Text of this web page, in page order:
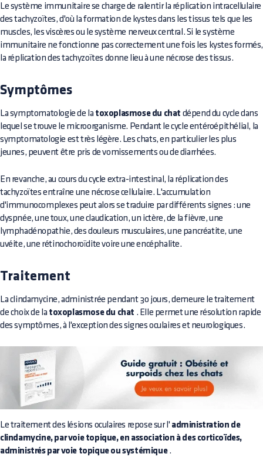
Le système immunitaire se charge de ralentir la réplication intracellulaire
des tachyzoïtes, d'où la formation de kystes dans les tissus tels que les
muscles, les viscères ou le système nerveux central. Si le système
immunitaire ne fonctionne pas correctement une fois les kystes formés,
la réplication des tachyzoïtes donne lieu à une nécrose des tissus.
Symptômes
La symptomatologie de la toxoplasmose du chat dépend du cycle dans
lequel se trouve le microorganisme. Pendant le cycle entéroépithélial, la
symptomatologie est très légère. Les chats, en particulier les plus
jeunes, peuvent être pris de vomissements ou de diarrhées.
En revanche, au cours du cycle extra-intestinal, la réplication des
tachyzoïtes entraîne une nécrose cellulaire. L'accumulation
d'immunocomplexes peut alors se traduire par différents signes : une
dyspnée, une toux, une claudication, un ictère, de la fièvre, une
lymphadénopathie, des douleurs musculaires, une pancréatite, une
uvéite, une rétinochoroïdite voire une encéphalite.
Traitement
La clindamycine, administrée pendant 30 jours, demeure le traitement
de choix de la toxoplasmose du chat . Elle permet une résolution rapide
des symptômes, à l'exception des signes oculaires et neurologiques.
Le traitement des lésions oculaires repose sur l' administration de
clindamycine, par voie topique, en association à des corticoïdes,
administrés par voie topique ou systémique.